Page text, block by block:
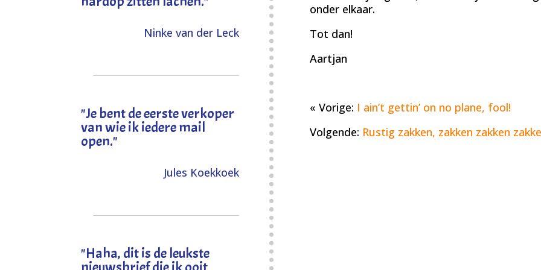
Ninke van der Leck
"Je bent de eerste verkoper
van wie ik iedere mail
open."
Jules Koekkoek
"Haha, dit is de leukste
onder elkaar.
Tot dan!
Aartjan
« Vorige: I ain’t gettin’ on no plane, fool!
Volgende: Rustig zakken, zakken zakken